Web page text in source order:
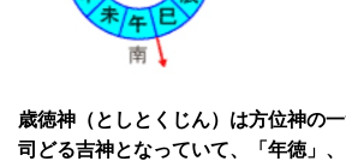
歳徳神（としとくじん）は方位神の
司どる吉神となっていて、「年徳」